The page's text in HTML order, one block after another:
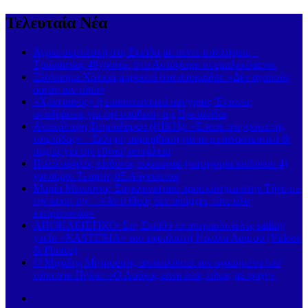
Τελευταία Νέα
Άγρια συμπλοκή στη Σκιάθο με πέντε συλλήψεις –
Τραυματίας 49χρονος, στο Αυτόφωρο οι εμπλεκόμενοι
Ξέσπασμα Χαλκιά μπροστά στα αποκαΐδια: «Δεν αγαπούν
αυτόν τον τόπο»
«Χριστιανός» ή επικοινωνιακό αφήγημα; Έντονες
αντιδράσεις για την υπόθεση της Βρετανίδας
Αποκάλυψη Τσιμπιδάρου (ΝΙΚΗ): «Έπεσε στη φάκα της
τσιμπίδας» – Σκληρή παρέμβαση για το μεταναστευτικό &
αιχμές για την εθνική ασφάλεια
Πολύ υψηλός κίνδυνος πυρκαγιάς (κατηγορία κινδύνου 4)
για αύριο Τετάρτη 05 Αυγούστου
Μαρία Μενούνος: Συγκλονιστικό προσκύνημα στην Τήνο με
την κόρη της – «Αν ο Θεός δεν υπάρχει, τότε όλα
επιτρέπονται»
ΑΠΟΚΛΕΙΣΤΙΚΟ: Στη Σκιάθο το υπερπολυτελές sailing
yacht «XASTERIA» του εφοπλιστή Νικόλα Λαιμού (Videos
& Photos)
Ο Μιχάλης Μητρούσης αποκαλύπτει τον αγαπημένο του
τόπο στο Πήλιο: «Ο Λαύκος είναι ένας τόπος με ψυχή»